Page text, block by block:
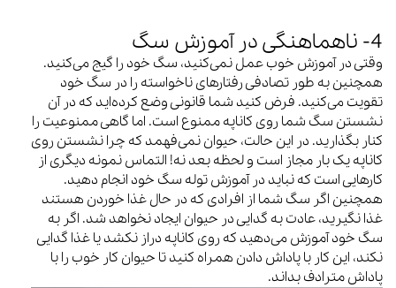
4- ناهماهنگی در آموزش سگ
وقتی در آموزش خوب عمل نمی‌کنید، سگ خود را گیج می‌کنید.
همچنین به طور تصادفی رفتارهای ناخواسته را در سگ خود
تقویت می‌کنید. فرض کنید شما قانونی وضع کرده‌اید که در آن
نشستن سگ شما روی کاناپه ممنوع است. اما گاهی ممنوعیت را
کنار بگذارید. در این حالت، حیوان نمی‌فهمد که چرا نشستن روی
کاناپه یک بار مجاز است و لحظه بعد نه! التماس نمونه دیگری از
کارهایی است که نباید در آموزش توله سگ خود انجام دهید.
همچنین اگر سگ شما از افرادی که در حال غذا خوردن هستند
غذا نگیرید، عادت به گدایی در حیوان ایجاد نخواهد شد. اگر به
سگ خود آموزش می‌دهید که روی کاناپه دراز نکشد یا غذا گدایی
نکند، این کار با پاداش دادن همراه کنید تا حیوان کار خوب را با
پاداش مترادف بداند.